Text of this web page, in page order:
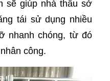
sẽ giúp nhà thầu sở
tái sử dụng nhiều
nhanh chóng, từ đó
công.